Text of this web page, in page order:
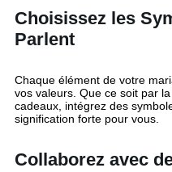
Choisissez les
Parlent
Chaque élément de votre
vos valeurs. Que ce soit par
cadeaux, intégrez des
signification forte pour vous.
Collaborez avec